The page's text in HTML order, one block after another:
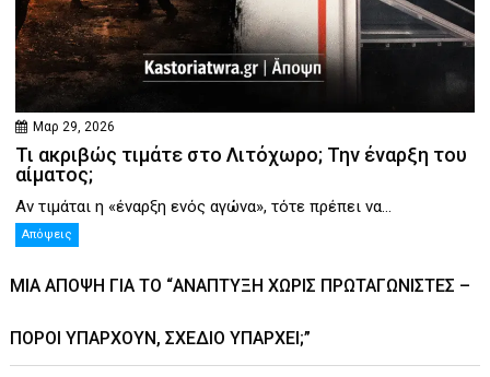
Μαρ 29, 2026
Τι ακριβώς τιμάτε στο Λιτόχωρο; Την έναρξη του
αίματος;
Αν τιμάται η «έναρξη ενός αγώνα», τότε πρέπει να...
Απόψεις
ΜΊΑ ΆΠΟΨΗ ΓΙΑ ΤΟ “ΑΝΆΠΤΥΞΗ ΧΩΡΊΣ ΠΡΩΤΑΓΩΝΙΣΤΈΣ –
ΠΌΡΟΙ ΥΠΆΡΧΟΥΝ, ΣΧΈΔΙΟ ΥΠΆΡΧΕΙ;”